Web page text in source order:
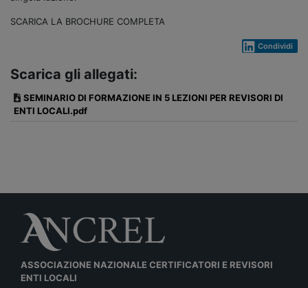
SCARICA LA BROCHURE COMPLETA
Condividi
Scarica gli allegati:
SEMINARIO DI FORMAZIONE IN 5 LEZIONI PER REVISORI DI
ENTI LOCALI.pdf
ASSOCIAZIONE NAZIONALE CERTIFICATORI E REVISORI
ENTI LOCALI